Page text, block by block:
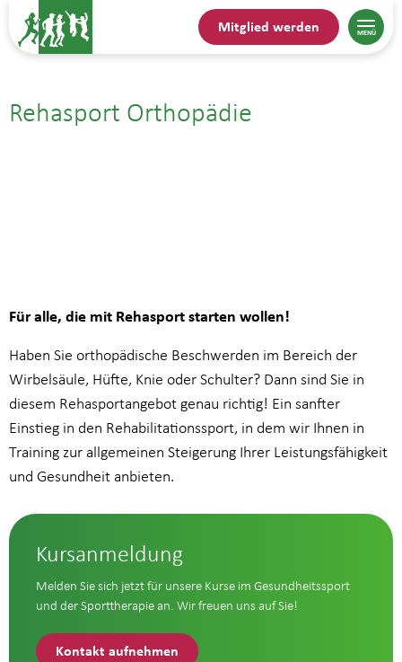
Mitglied werden
Rehasport Orthopädie
19.05.| 19:00
Für alle, die mit Rehasport starten wollen!
Haben Sie orthopädische Beschwerden im Bereich der
Wirbelsäule, Hüfte, Knie oder Schulter? Dann sind Sie in
diesem Rehasportangebot genau richtig! Ein sanfter
Einstieg in den Rehabilitationssport, in dem wir Ihnen in
Training zur allgemeinen Steigerung Ihrer Leistungsfähigkeit
und Gesundheit anbieten.
Kursanmeldung
Melden Sie sich jetzt für unsere Kurse im Gesundheitssport
und der Sporttherapie an. Wir freuen uns auf Sie!
Kontakt aufnehmen